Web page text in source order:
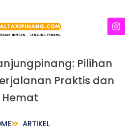
Pilihan
Praktis dan
Hemat
ARTIKEL